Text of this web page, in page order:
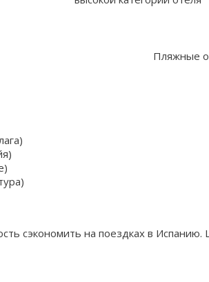
Пляжные
сэкономить на поездках в